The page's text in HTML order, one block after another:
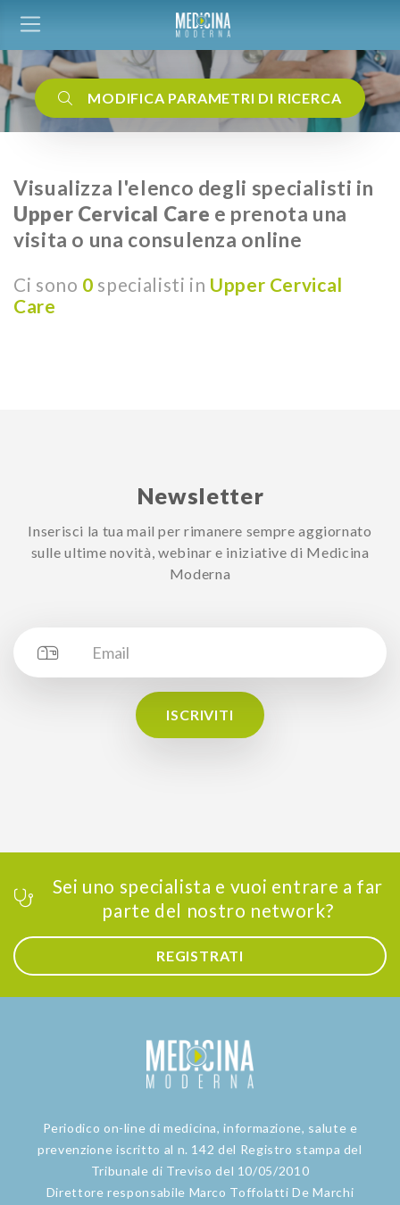
MODIFICA PARAMETRI DI RICERCA
Visualizza l'elenco degli specialisti in
Upper Cervical Care e prenota una
visita o una consulenza online
Ci sono 0 specialisti in Upper Cervical
Care
Newsletter
Inserisci la tua mail per rimanere sempre aggiornato
sulle ultime novità, webinar e iniziative di Medicina
Moderna
ISCRIVITI
Sei uno specialista e vuoi entrare a far
parte del nostro network?
REGISTRATI
Periodico on-line di medicina, informazione, salute e
prevenzione iscritto al n. 142 del Registro stampa del
Tribunale di Treviso del 10/05/2010
Direttore responsabile Marco Toffolatti De Marchi